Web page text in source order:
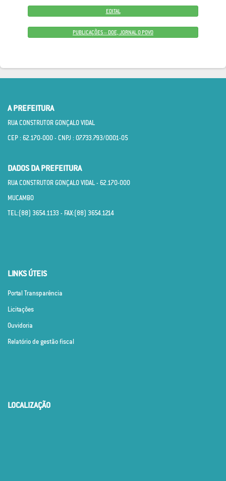
EDITAL
PUBLICAÇÕES – DOE, JORNAL O POVO
A PREFEITURA
RUA CONSTRUTOR GONÇALO VIDAL
CEP : 62.170­-000 - CNPJ : 07.733.793/0001­-05
DADOS DA PREFEITURA
RUA CONSTRUTOR GONÇALO VIDAL - 62.170­-000
MUCAMBO
TEL:(88) 3654.1133 - FAX:(88) 3654.1214
LINKS ÚTEIS
Portal Transparência
Licitações
Ouvidoria
Relatório de gestão fiscal
LOCALIZAÇÃO